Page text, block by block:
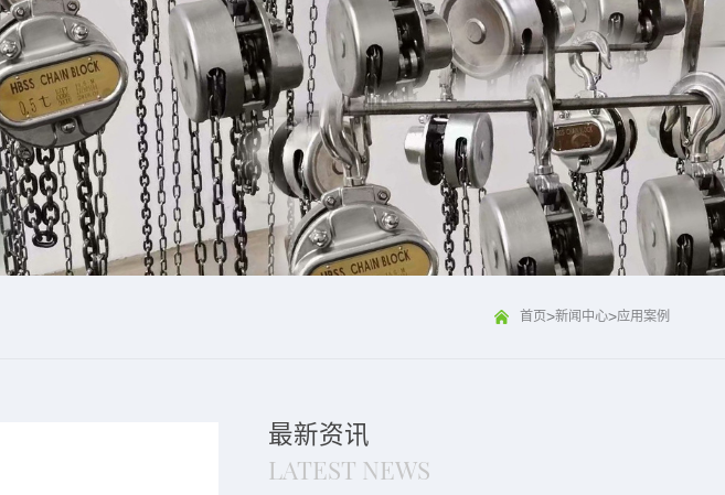
首页>新闻中心>应用案例
最新资讯
LATEST NEWS